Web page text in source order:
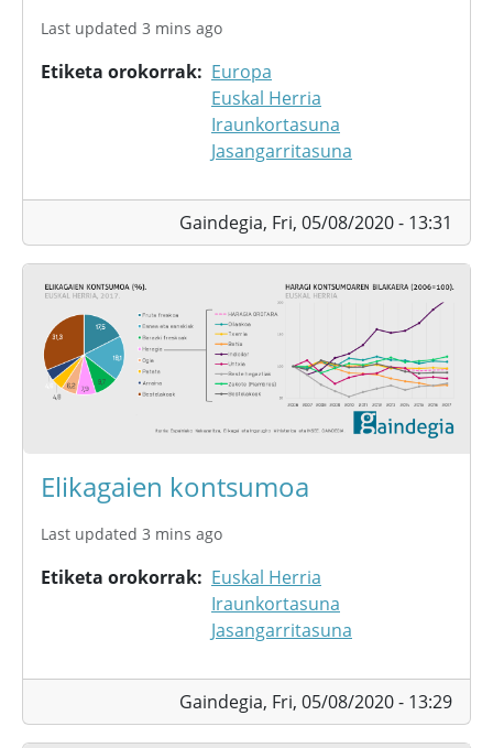
Last updated 3 mins ago
Etiketa orokorrak
Europa
Euskal Herria
Iraunkortasuna
Jasangarritasuna
Gaindegia, Fri, 05/08/2020 - 13:31
Elikagaien kontsumoa
Last updated 3 mins ago
Etiketa orokorrak
Euskal Herria
Iraunkortasuna
Jasangarritasuna
Gaindegia, Fri, 05/08/2020 - 13:29